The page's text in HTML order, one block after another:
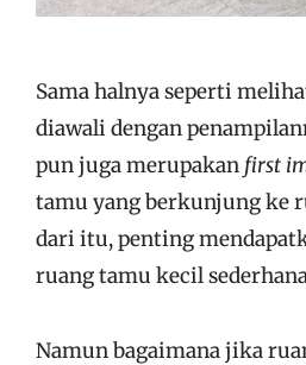
Sama halnya seperti
diawali dengan
pun juga merupakan first
tamu yang berkunjung ke
dari itu, penting
ruang tamu kecil
Namun bagaimana jika